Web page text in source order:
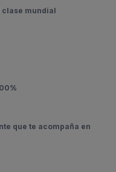
clase mundial
que te acompaña en